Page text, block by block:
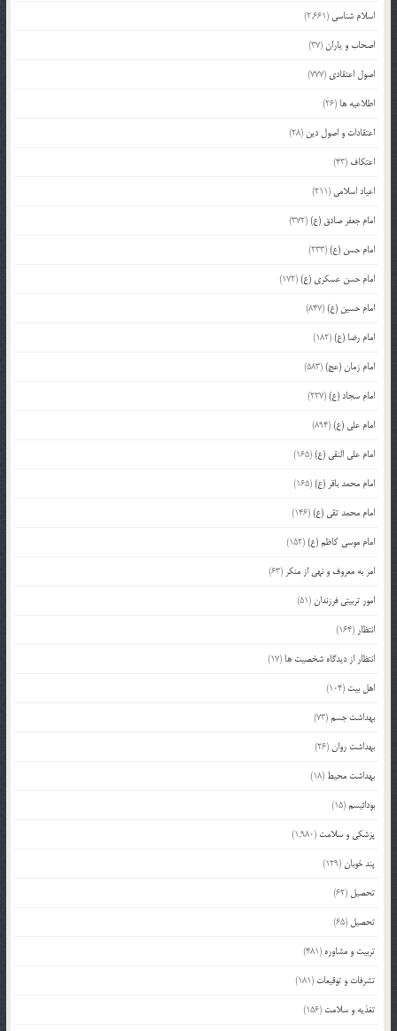
اسلام شناسی (2,661)
اصحاب و یاران(37)
اصول اعتقادی (777)
اطلاعیه ها (26)
اعتقادات و اصول دین (28)
اعتکاف (43)
اعیاد اسلامی (211)
امام جعفر صادق (ع)(372)
امام حسن (ع)(233)
امام حسن عسکری (ع)(172)
امام حسین (ع)(847)
امام رضا (ع)(182)
امام زمان (عج)(583)
امام سجاد (ع)(227)
امام علی (ع)(894)
امام علی النقی (ع)(165)
امام محمد باقر (ع)(165)
امام محمد تقی (ع)(146)
امام موسی کاظم (ع)(152)
امر به معروف و نهی از منکر (63)
امور تربیتی فرزندان(51)
انتظار (164)
انتظار از دیدگاه شخصیت ها (17)
اهل بیت (104)
بهداشت جسم(73)
بهداشت روان(26)
بهداشت محیط (18)
بودائیسم(15)
پزشکی و سلامت (1,980)
پند خوبان(129)
تحصیل (62)
تحصیل (65)
تربیت و مشاوره (481)
تشرفات و توقیعات (181)
تغذیه و سلامت (156)